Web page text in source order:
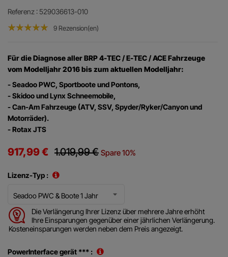
Referenz : 529036613-010
9 Rezension(en)
Für die Diagnose aller BRP 4-TEC / E-TEC / ACE Fahrzeuge
vom Modelljahr 2016 bis zum aktuellen Modelljahr:
- Seadoo PWC, Sportboote und Pontons,
- Skidoo und Lynx Schneemobile,
- Can-Am Fahrzeuge (ATV, SSV, Spyder/Ryker/Canyon und
Motorräder).
- Rotax JTS
917,99 € 1.019,99 € Spare 10%
Lizenz-Typ :
Die Verlängerung Ihrer Lizenz über mehrere Jahre erhöht
Ihre Einsparungen gegenüber einer jährlichen Verlängerung.
Kosteneinsparungen werden neben dem Preis angezeigt.
PowerInterface gerät *** :